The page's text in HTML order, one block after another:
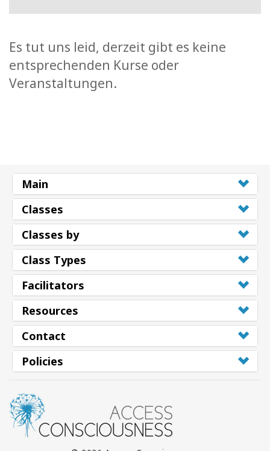
Es tut uns leid, derzeit gibt es keine
entsprechenden Kurse oder
Veranstaltungen.
Main
Classes
Classes by
Class Types
Facilitators
Resources
Contact
Policies